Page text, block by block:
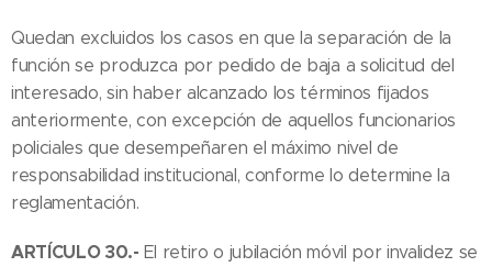
Quedan excluidos los casos en que la separación de la
función se produzca por pedido de baja a solicitud del
interesado, sin haber alcanzado los términos fijados
anteriormente, con excepción de aquellos funcionarios
policiales que desempeñaren el máximo nivel de
responsabilidad institucional, conforme lo determine la
reglamentación.
ARTÍCULO 30.- El retiro o jubilación móvil por invalidez se